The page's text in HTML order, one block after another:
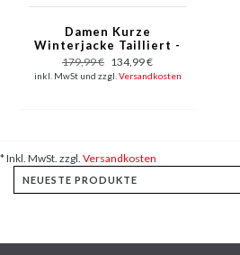
Damen Kurze
Winterjacke Tailliert -
Blau
179,99 € 134,99 €
inkl. MwSt und zzgl. Versandkosten
* Inkl. MwSt. zzgl. Versandkosten